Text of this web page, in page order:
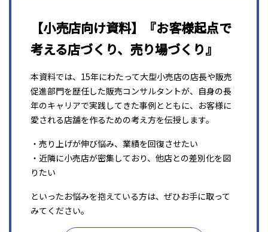
【小売店向け資料】『お客様起点で
考える店づくり、売り場づくり』
本資料では、15年にわたって大型小売店の店長や販売
促進部門を歴任した販売コンサルタントが、自身の長
年のキャリアで実践してきた事例とともに、お客様に
愛される店舗を作るための考え方を伝授します。
・売り上げが伸び悩み、業績を回復させたい
・近隣に小売店が密集しており、他店との差別化を図
りたい
といったお悩みを抱えている方は、ぜひお手に取って
みてください。